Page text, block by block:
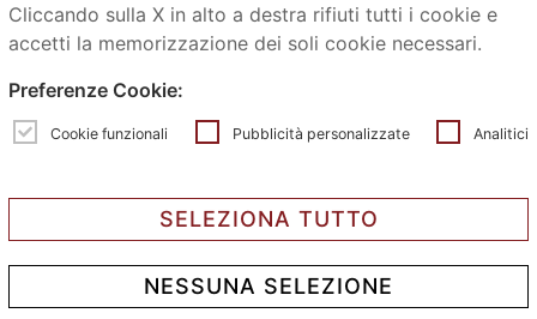
Contatti
Contatti
Tel.051 4178611
Via Corticella, 46
Cliccando sulla X in alto a destra rifiuti tutti i cookie e
accetti la memorizzazione dei soli cookie necessari.
Preferenze Cookie:
Cookie funzionali Pubblicità personalizzate Analitici
SELEZIONA TUTTO
NESSUNA SELEZIONE